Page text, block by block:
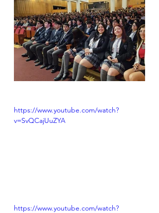
https://www.youtube.com/watch?
v=SvQCajUuZYA
https://www.youtube.com/watch?